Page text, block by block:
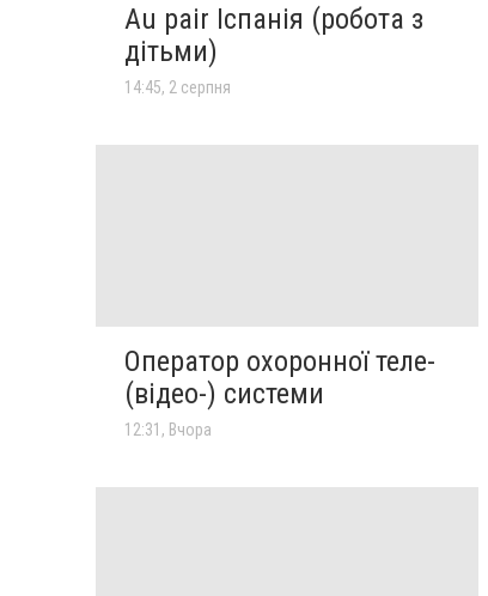
Au pair Іспанія (робота з
дітьми)
14:45, 2 серпня
Оператор охоронної теле-
(відео-) системи
12:31, Вчора